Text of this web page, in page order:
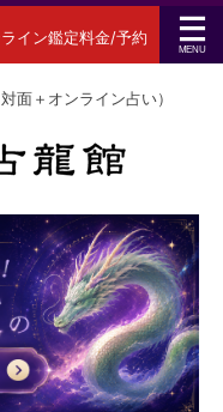
イン鑑定料金/予約
面＋オンライン占い）